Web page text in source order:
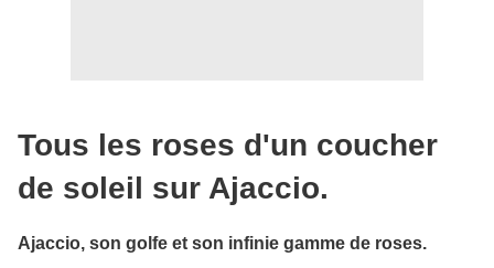
Tous les roses d'un coucher
de soleil sur Ajaccio.
Ajaccio, son golfe et son infinie gamme de roses.